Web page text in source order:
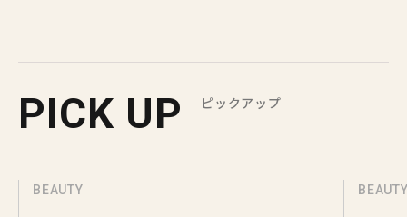
PICK UP ピックアップ
BEAUTY